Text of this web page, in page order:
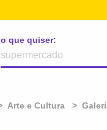
o que quiser:
Arte e Cultura